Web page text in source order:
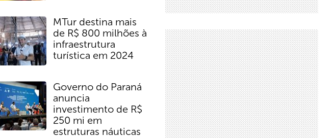
MTur destina mais
de R$ 800 milhões à
infraestrutura
turística em 2024
Governo do Paraná
anuncia
investimento de R$
250 mi em
estruturas náuticas